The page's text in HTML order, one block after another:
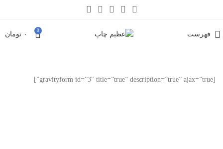
فهرست 0 ۰ تومان
[gravityform id=”3″ title=”true” description=”true” ajax=”true”]